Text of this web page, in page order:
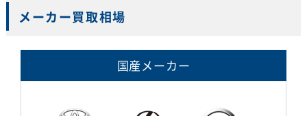
メーカー買取相場
国産メーカー